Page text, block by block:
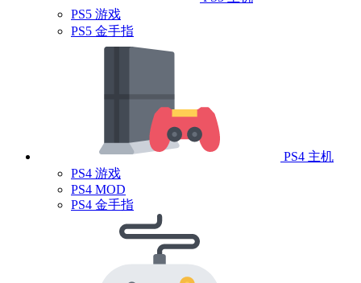
PS5 游戏
PS5 金手指
PS4 主机
PS4 游戏
PS4 MOD
PS4 金手指